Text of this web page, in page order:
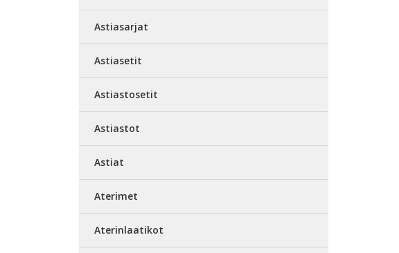
Astiasarjat
Astiasetit
Astiastosetit
Astiastot
Astiat
Aterimet
Aterinlaatikot